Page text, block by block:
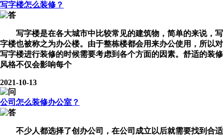
写字楼怎么装修？
写字楼是在各大城市中比较常见的建筑物，简单的来说，写
字楼也被称之为办公楼。由于整栋楼都会用来办公使用，所以对
写字楼进行装修的时候需要考虑到各个方面的因素。舒适的装修
风格不仅会影响每个
2021-10-13
公司怎么装修办公室？
不少人都选择了创办公司，在公司成立以后就需要找到合适